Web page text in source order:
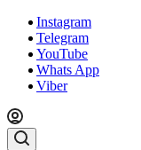
Instagram
Telegram
YouTube
Whats App
Viber